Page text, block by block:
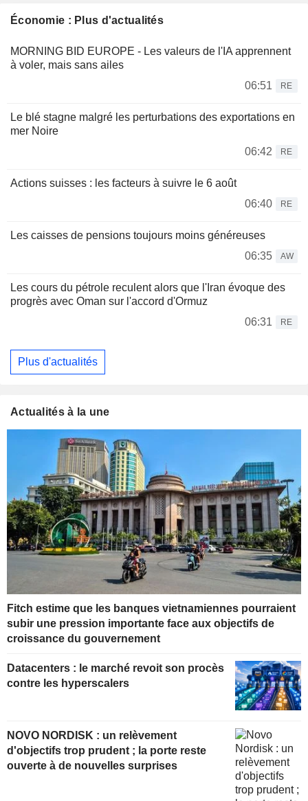
Économie : Plus d'actualités
MORNING BID EUROPE - Les valeurs de l'IA apprennent
à voler, mais sans ailes
06:51
RE
Le blé stagne malgré les perturbations des exportations en
mer Noire
06:42
RE
Actions suisses : les facteurs à suivre le 6 août
06:40
RE
Les caisses de pensions toujours moins généreuses
06:35
AW
Les cours du pétrole reculent alors que l'Iran évoque des
progrès avec Oman sur l'accord d'Ormuz
06:31
RE
Plus d'actualités
Actualités à la une
Fitch estime que les banques vietnamiennes pourraient
subir une pression importante face aux objectifs de
croissance du gouvernement
Datacenters : le marché revoit son procès
contre les hyperscalers
NOVO NORDISK : un relèvement
d'objectifs trop prudent ; la porte reste
ouverte à de nouvelles surprises